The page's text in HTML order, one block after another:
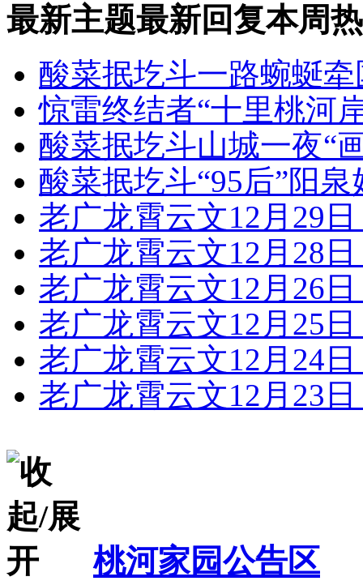
最新主题最新回复本周
酸菜抿圪斗一路蜿蜒
惊雷终结者“十里桃河
酸菜抿圪斗山城一夜“
酸菜抿圪斗“95后”阳
老广龙霄云文12月29
老广龙霄云文12月28
老广龙霄云文12月26
老广龙霄云文12月25
老广龙霄云文12月24
老广龙霄云文12月23
桃河家园公告区